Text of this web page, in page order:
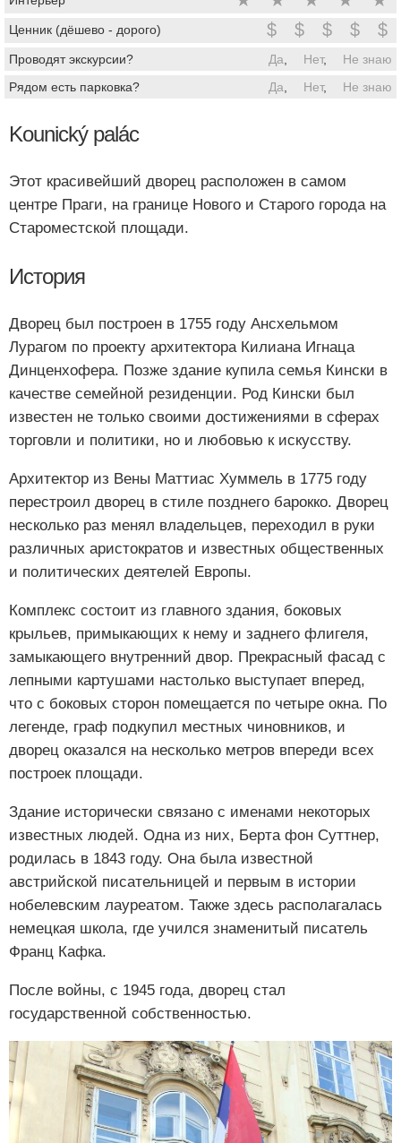
Ценник (дёшево - дорого) $ $ $ $ $
Проводят экскурсии? Да Нет,
Не знаю
Рядом есть парковка?
Да Нет, Не знаю
Kounický palác
Этот красивейший дворец расположен в самом
центре Праги, на границе Нового и Старого города на
Староместской площади.
История
Дворец был построен в 1755 году Ансхельмом
Лурагом по проекту архитектора Килиана Игнаца
Динценхофера. Позже здание купила семья Кински в
качестве семейной резиденции. Род Кински был
известен не только своими достижениями в сферах
торговли и политики, но и любовью к искусству.
Архитектор из Вены Маттиас Хуммель в 1775 году
перестроил дворец в стиле позднего барокко. Дворец
несколько раз менял владельцев, переходил в руки
различных аристократов и известных общественных
и политических деятелей Европы.
Комплекс состоит из главного здания, боковых
крыльев, примыкающих к нему и заднего флигеля,
замыкающего внутренний двор. Прекрасный фасад с
лепными картушами настолько выступает вперед,
что с боковых сторон помещается по четыре окна. По
легенде, граф подкупил местных чиновников, и
дворец оказался на несколько метров впереди всех
построек площади.
Здание исторически связано с именами некоторых
известных людей. Одна из них, Берта фон Суттнер,
родилась в 1843 году. Она была известной
австрийской писательницей и первым в истории
нобелевским лауреатом. Также здесь располагалась
немецкая школа, где учился знаменитый писатель
Франц Кафка.
После войны, с 1945 года, дворец стал
государственной собственностью.